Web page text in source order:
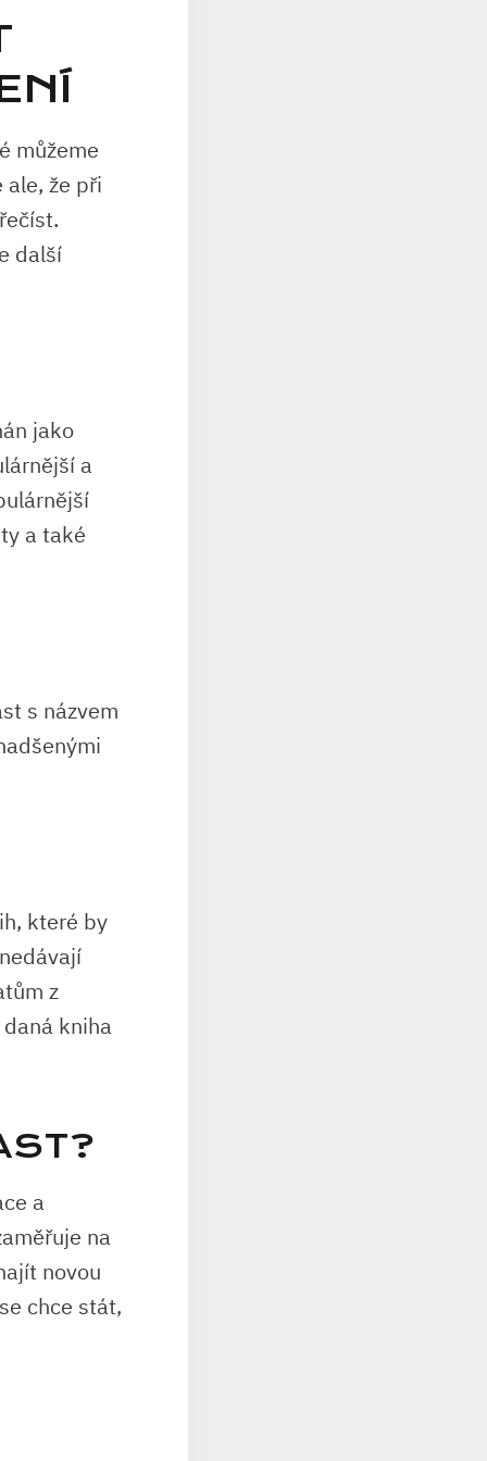
můžeme
že při
další
jako
a
a také
s názvem
které by
z
kniha
a
na
novou
chce stát,